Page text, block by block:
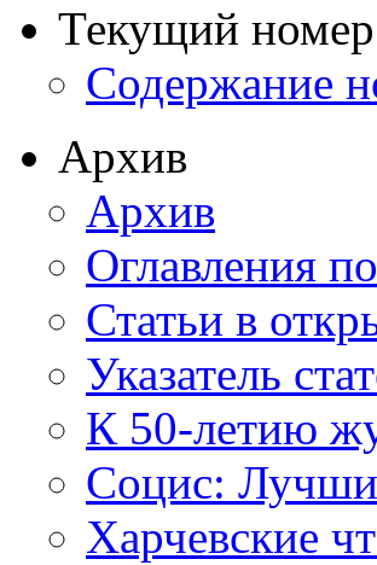
Текущий номер
Содержание
Архив
Архив
Оглавления
Статьи в
Указатель
К 50-летию
Социс:
Харчевские